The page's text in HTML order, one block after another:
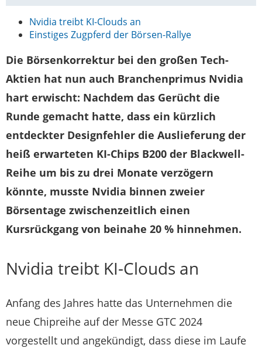
Nvidia treibt KI-Clouds an
Einstiges Zugpferd der Börsen-Rallye
Die Börsenkorrektur bei den großen Tech-
Aktien hat nun auch Branchenprimus Nvidia
hart erwischt: Nachdem das Gerücht die
Runde gemacht hatte, dass ein kürzlich
entdeckter Designfehler die Auslieferung der
heiß erwarteten KI-Chips B200 der Blackwell-
Reihe um bis zu drei Monate verzögern
könnte, musste Nvidia binnen zweier
Börsentage zwischenzeitlich einen
Kursrückgang von beinahe 20 % hinnehmen.
Nvidia treibt KI-Clouds an
Anfang des Jahres hatte das Unternehmen die
neue Chipreihe auf der Messe GTC 2024
vorgestellt und angekündigt, dass diese im Laufe